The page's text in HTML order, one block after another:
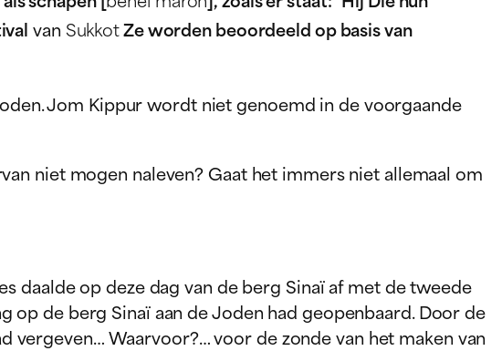
van SukkotZe worden beoordeeld op basis van
Jom Kippur wordt niet genoemd in de voorgaande
niet mogen naleven? Gaat het immers niet allemaal om
daalde op deze dag van de berg Sinaï af met de tweede
de berg Sinaï aan de Joden had geopenbaard. Door de
vergeven… Waarvoor?… voor de zonde van het maken van